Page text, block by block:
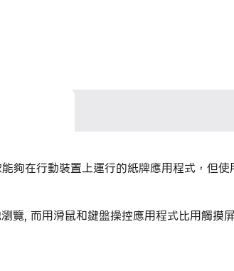
在行動裝置上運行的紙牌應用程式，但
, 而用滑鼠和鍵盤操控應用程式比用觸摸